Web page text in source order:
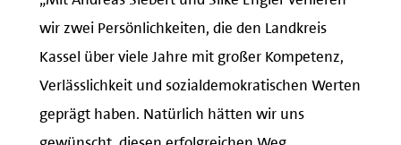
wir zwei Persönlichkeiten, die den Landkreis
Kassel über viele Jahre mit großer Kompetenz,
Verlässlichkeit und sozialdemokratischen Werten
geprägt haben. Natürlich hätten wir uns
gewünscht, diesen erfolgreichen Weg